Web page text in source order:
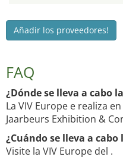
Añadir los proveedores!
FAQ
¿Dónde se lleva a cabo
La VIV Europe e realiza
Jaarbeurs Exhibition &
¿Cuándo se lleva a cabo
Visite la VIV Europe del .